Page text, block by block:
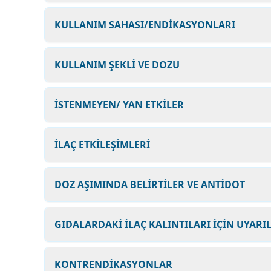
KULLANIM SAHASI/ENDİKASYONLARI
KULLANIM ŞEKLİ VE DOZU
İSTENMEYEN/ YAN ETKİLER
İLAÇ ETKİLEŞİMLERİ
DOZ AŞIMINDA BELİRTİLER VE ANTİDOT
GIDALARDAKİ İLAÇ KALINTILARI İÇİN
KONTRENDİKASYONLAR